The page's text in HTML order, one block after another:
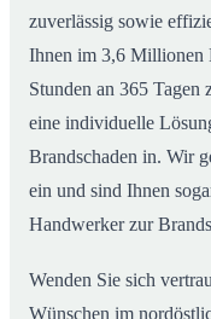
zuverlässig sowie
Ihnen im 3,6 Millionen
Stunden an 365 Tagen
eine individuelle
Brandschaden in. Wir
ein und sind Ihnen
Handwerker zur
Wenden Sie sich
Wünschen im